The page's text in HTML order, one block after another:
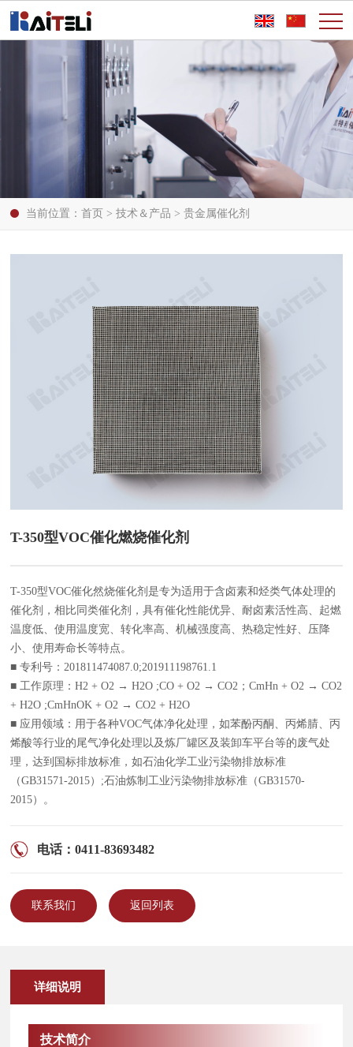
当前位置：首页 > 技术＆产品 > 贵金属催化剂
T-350型VOC催化燃烧催化剂
T-350型VOC催化然烧催化剂是专为适用于含卤素和烃类气体处理的
催化剂，相比同类催化剂，具有催化性能优异、耐卤素活性高、起燃
温度低、使用温度宽、转化率高、机械强度高、热稳定性好、压降
小、使用寿命长等特点。
■ 专利号：201811474087.0;201911198761.1
■ 工作原理：H2 + O2 → H2O ;CO + O2 → CO2；CmHn + O2 → CO2
+ H2O ;CmHnOK + O2 → CO2 + H2O
■ 应用领域：用于各种VOC气体净化处理，如苯酚丙酮、丙烯腈、丙
烯酸等行业的尾气净化处理以及炼厂罐区及装卸车平台等的废气处
理，达到国标排放标准，如石油化学工业污染物排放标准
（GB31571-2015）;石油炼制工业污染物排放标准（GB31570-
2015）。
电话：0411-83693482
联系我们 返回列表
详细说明
技术简介